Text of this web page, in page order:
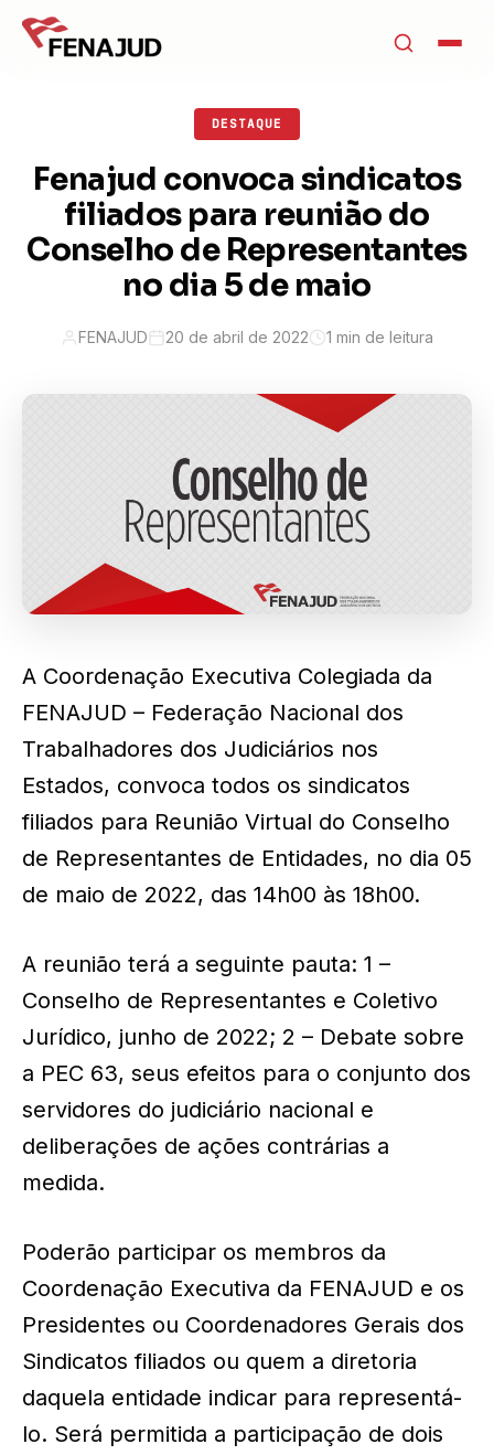
DESTAQUE
Fenajud convoca sindicatos
filiados para reunião do
Conselho de Representantes
no dia 5 de maio
FENAJUD 20 de abril de 2022 1 min de leitura
A Coordenação Executiva Colegiada da
FENAJUD – Federação Nacional dos
Trabalhadores dos Judiciários nos
Estados, convoca todos os sindicatos
filiados para Reunião Virtual do Conselho
de Representantes de Entidades, no dia 05
de maio de 2022, das 14h00 às 18h00.
A reunião terá a seguinte pauta: 1 –
Conselho de Representantes e Coletivo
Jurídico, junho de 2022; 2 – Debate sobre
a PEC 63, seus efeitos para o conjunto dos
servidores do judiciário nacional e
deliberações de ações contrárias a
medida.
Poderão participar os membros da
Coordenação Executiva da FENAJUD e os
Presidentes ou Coordenadores Gerais dos
Sindicatos filiados ou quem a diretoria
daquela entidade indicar para representá-
lo. Será permitida a participação de dois